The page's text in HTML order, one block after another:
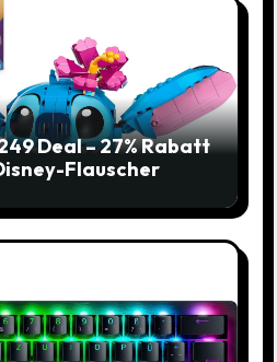
Deal – 27% Rabatt
Flauscher